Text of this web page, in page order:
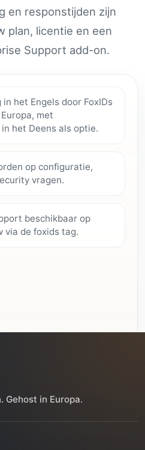
en responstijden zijn
plan, licentie en een
Support add-on.
het Engels door FoxIDs
met
het Deens als optie.
op configuratie,
vragen.
beschikbaar op
via de foxids tag.
Gehost in Europa.